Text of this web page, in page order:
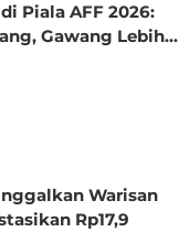
Piala AFF 2026:
Gawang Lebih
Warisan
Rp17,9